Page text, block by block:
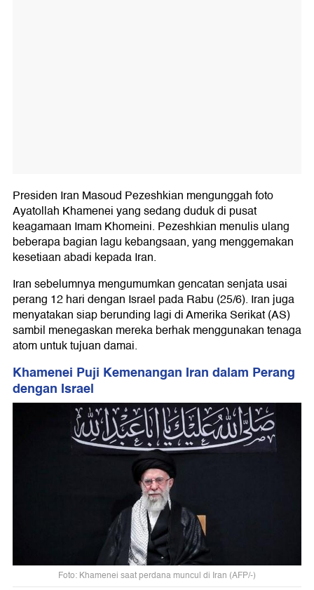
Presiden Iran Masoud Pezeshkian mengunggah foto
Ayatollah Khamenei yang sedang duduk di pusat
keagamaan Imam Khomeini. Pezeshkian menulis ulang
beberapa bagian lagu kebangsaan, yang menggemakan
kesetiaan abadi kepada Iran.
Iran sebelumnya mengumumkan gencatan senjata usai
perang 12 hari dengan Israel pada Rabu (25/6). Iran juga
menyatakan siap berunding lagi di Amerika Serikat (AS)
sambil menegaskan mereka berhak menggunakan tenaga
atom untuk tujuan damai.
Khamenei Puji Kemenangan Iran dalam Perang
dengan Israel
Foto: Khamenei saat perdana muncul di Iran (AFP/-)